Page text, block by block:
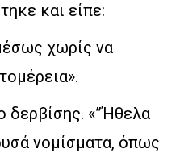
και είπε:
χωρίς να
δερβίσης. «”Ήθελα
νομίσματα, όπως